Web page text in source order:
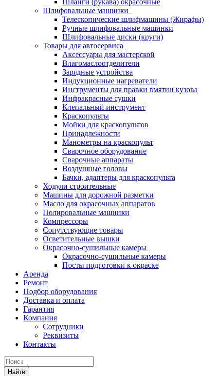
Шланги (рукава) окрасочные
Шлифовальные машинки
Телескопические шлифмашины (Жирафы)
Ручные шлифовальные машинки
Шлифовальные диски (круги)
Товары для автосервиса
Аксессуары для мастерской
Влагомаслоотделители
Зарядные устройства
Индукционные нагреватели
Инструменты для правки вмятин кузова
Инфракрасные сушки
Клепальный инструмент
Краскопульты
Мойки для краскопультов
Принадлежности
Манометры на краскопульт
Сварочное оборудование
Сварочные аппараты
Воздушные головы
Бачки, адаптеры для краскопульта
Ходули строительные
Машины для дорожной разметки
Масло для окрасочных аппаратов
Полировальные машинки
Компрессоры
Сопутствующие товары
Осветительные вышки
Окрасочно-сушильные камеры
Окрасочно-сушильные камеры
Посты подготовки к окраске
Аренда
Ремонт
Подбор оборудования
Доставка и оплата
Гарантия
Компания
Сотрудники
Реквизиты
Контакты
Найти